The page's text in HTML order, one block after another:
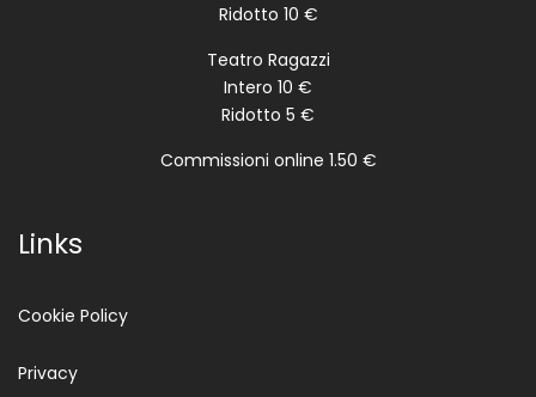
Ridotto 10 €
Teatro Ragazzi
Intero 10 €
Ridotto 5 €
Commissioni online 1.50 €
Links
Cookie Policy
Privacy